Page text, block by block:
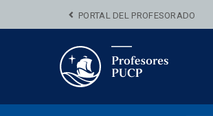
PORTAL DEL PROFESORADO